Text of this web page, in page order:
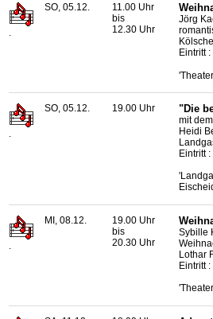
.
SO, 05.12.
11.00 Uhr
bis
12.30 Uhr
Jörg
Eintritt
.
SO, 05.12. 19.00 Uhr "Die
mit
Heidi
Eintritt
.
MI, 08.12.
19.00 Uhr
bis
20.30 Uhr
Sybille
Lothar
Eintritt